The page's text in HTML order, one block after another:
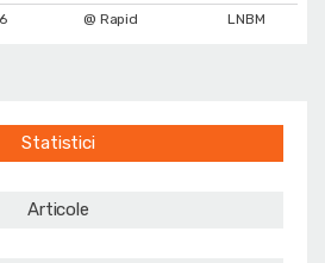
6 @ Rapid LNBM
Statistici
Articole